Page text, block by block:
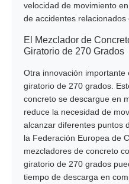
velocidad de movimiento
de accidentes relacionados
El Mezclador de
Giratorio de 270 Grados
Otra innovación importante
giratorio de 270 grados.
concreto se descargue en
reduce la necesidad de
alcanzar diferentes puntos
la Federación Europea de
mezcladores de concreto
giratorio de 270 grados
tiempo de descarga en